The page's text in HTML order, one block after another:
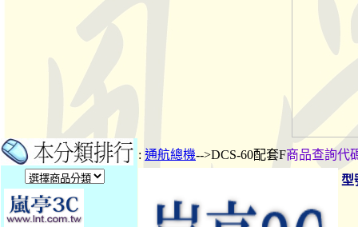
: 通航總機-->DCS-60配套F商品查詢代
型